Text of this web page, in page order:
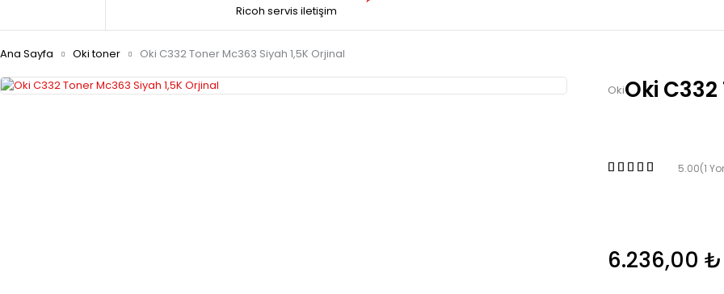
Ricoh servis iletişim
Ana Sayfa Oki toner Oki C332 Toner Mc363 Siyah 1,5K Orjinal
OkiOki
5.00(1
6.236,00 ₺